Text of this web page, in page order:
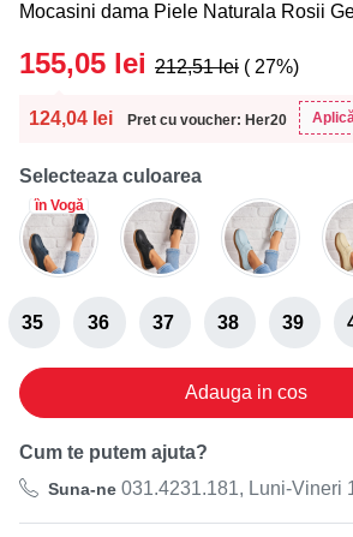
Mocasini dama Piele Naturala Rosii
124,04 lei Pret cu voucher: Her20
155,05 lei 212,51lei ( 27%)
Selecteaza culoarea
în Vogă
35 36 37 38 39
Adauga in cos
Cum te putem ajuta?
Suna-ne 031.4231.181, Luni-Vineri